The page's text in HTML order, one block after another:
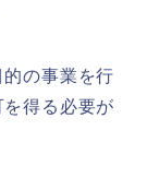
の事業を行
得る必要が